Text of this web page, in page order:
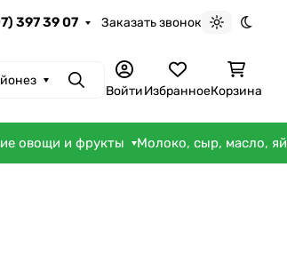
397 39 07 Заказать звонок
Светлая
ПоискВойтиИзбранноеКорзина
овощи и фрукты Молоко, сыр, масло,